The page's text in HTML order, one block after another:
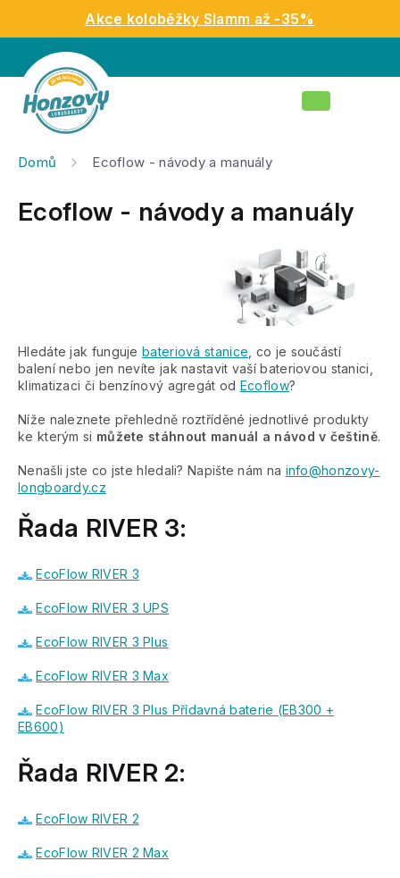
obsah
Akce koloběžky Slamm až -35%
Nákupní
Domů Ecoflow - návody a manuály
Ecoflow - návody a manuály
Hledáte jak fungujebateriová stanice , co je součástí
balení nebo jen nevíte jak nastavit vaší bateriovou stanici,
klimatizaci či benzínový agregát od Ecoflow?
Níže naleznete přehledně roztříděné jednotlivé produkty
ke kterým si můžete stáhnout manuál a návod v češtině.
Nenašli jste co jste hledali? Napište nám na info@honzovy-
longboardy.cz
Řada RIVER 3:
EcoFlow RIVER 3
EcoFlow RIVER 3 UPS
EcoFlow RIVER 3 Plus
EcoFlow RIVER 3 Max
EcoFlow RIVER 3 Plus Přídavná baterie (EB300 +
EB600)
Řada RIVER 2:
EcoFlow RIVER 2
EcoFlow RIVER 2 Max